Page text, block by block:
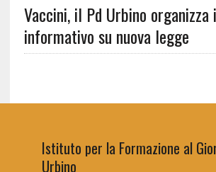
Vaccini, il Pd Urbino organizza
informativo su nuova legge
Istituto per la Formazione al
Urbino